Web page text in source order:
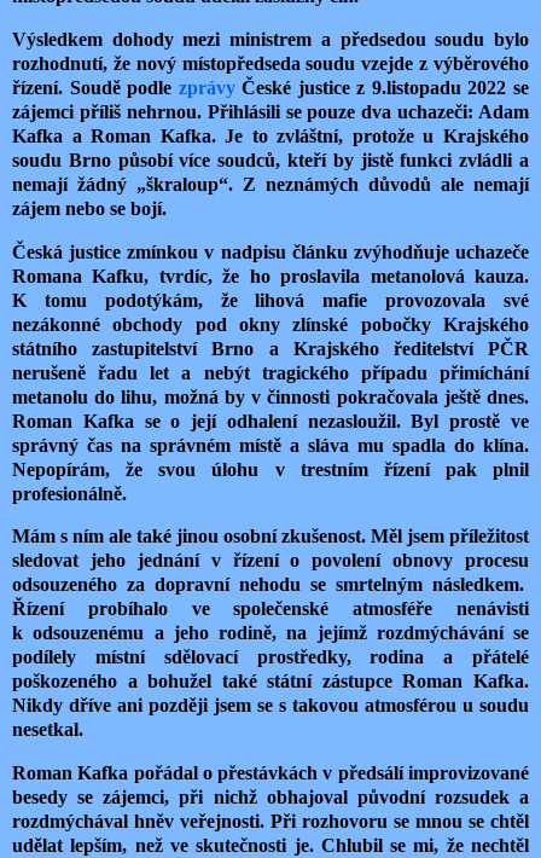
Výsledkem dohody mezi ministrem a předsedou soudu bylo
rozhodnutí, že nový místopředseda soudu vzejde z výběrového
řízení. Soudě podle zprávyČeské justice z 9.listopadu 2022 se
zájemci příliš nehrnou. Přihlásili se pouze dva uchazeči: Adam
Kafka a Roman Kafka. Je to zvláštní, protože u Krajského
soudu Brno působí více soudců, kteří by jistě funkci zvládli a
nemají žádný „škraloup“. Z neznámých důvodů ale nemají
zájem nebo se bojí.
Česká justice zmínkou v nadpisu článku zvýhodňuje uchazeče
Romana Kafku, tvrdíc, že ho proslavila metanolová kauza.
K tomu podotýkám, že lihová mafie provozovala své
nezákonné obchody pod okny zlínské pobočky Krajského
státního zastupitelství Brno a Krajského ředitelství PČR
nerušeně řadu let a nebýt tragického případu přimíchání
metanolu do lihu, možná by v činnosti pokračovala ještě dnes.
Roman Kafka se o její odhalení nezasloužil. Byl prostě ve
správný čas na správném místě a sláva mu spadla do klína.
Nepopírám, že svou úlohu v trestním řízení pak plnil
profesionálně.
Mám s ním ale také jinou osobní zkušenost. Měl jsem příležitost
sledovat jeho jednání v řízení o povolení obnovy procesu
odsouzeného za dopravní nehodu se smrtelným následkem.
Řízení probíhalo ve společenské atmosféře nenávisti
k odsouzenému a jeho rodině, na jejímž rozdmýchávání se
podílely místní sdělovací prostředky, rodina a přátelé
poškozeného a bohužel také státní zástupce Roman Kafka.
Nikdy dříve ani později jsem se s takovou atmosférou u soudu
nesetkal.
Roman Kafka pořádal o přestávkách v předsálí improvizované
besedy se zájemci, při nichž obhajoval původní rozsudek a
rozdmýchával hněv veřejnosti. Při rozhovoru se mnou se chtěl
udělat lepším, než ve skutečnosti je. Chlubil se mi, že nechtěl